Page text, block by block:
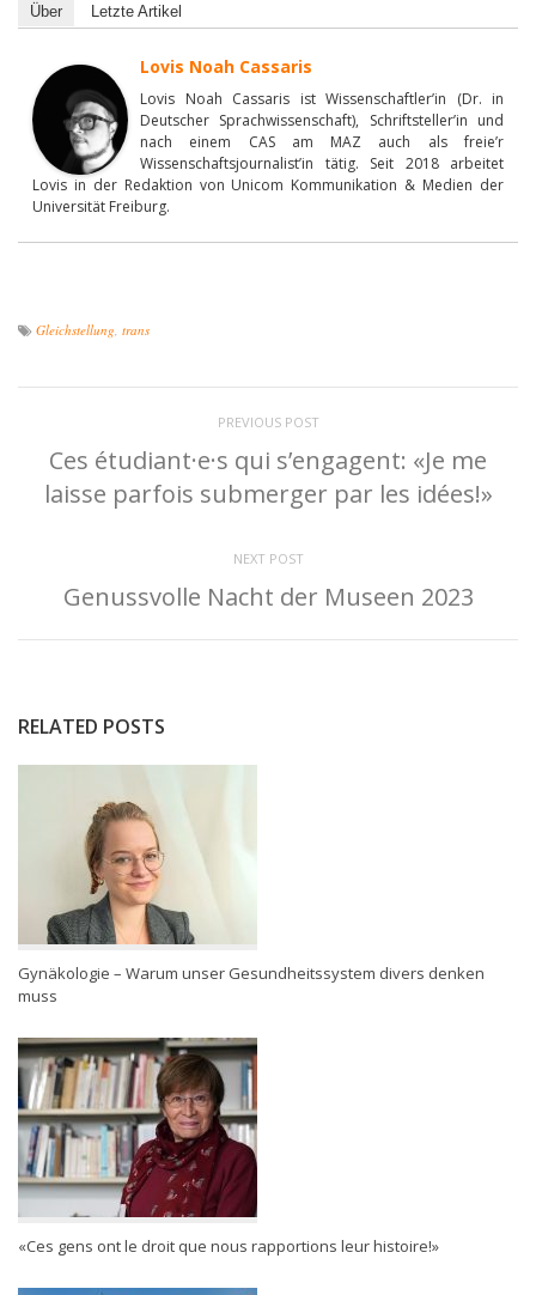
Über Letzte Artikel
Lovis Noah Cassaris
Lovis Noah Cassaris ist Wissenschaftler’in (Dr. in
Deutscher Sprachwissenschaft), Schriftsteller’in und
nach einem CAS am MAZ auch als freie’r
Wissenschaftsjournalist’in tätig. Seit 2018 arbeitet
Lovis in der Redaktion von Unicom Kommunikation & Medien der
Universität Freiburg.
Gleichstellung trans
PREVIOUS POST
Ces étudiant·e·s qui s’engagent: «Je me
laisse parfois submerger par les idées!»
NEXT POST
Genussvolle Nacht der Museen 2023
RELATED POSTS
Gynäkologie – Warum unser Gesundheitssystem divers denken
muss
«Ces gens ont le droit que nous rapportions leur histoire!»